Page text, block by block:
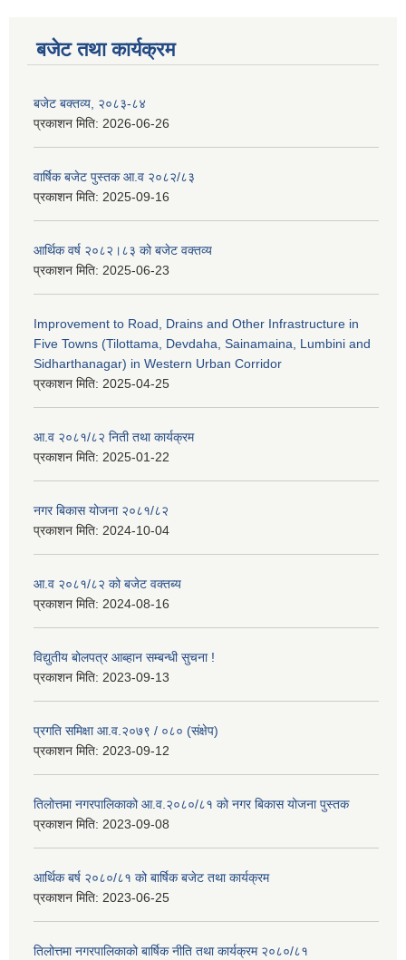
बजेट तथा कार्यक्रम
बजेट बक्तव्य, २०८३-८४
प्रकाशन मिति: 2026-06-26
वार्षिक बजेट पुस्तक आ.व २०८२/८३
प्रकाशन मिति: 2025-09-16
आर्थिक वर्ष २०८२।८३ को बजेट वक्तव्य
प्रकाशन मिति: 2025-06-23
Improvement to Road, Drains and Other Infrastructure in
Five Towns (Tilottama, Devdaha, Sainamaina, Lumbini and
Sidharthanagar) in Western Urban Corridor
प्रकाशन मिति: 2025-04-25
आ.व २०८१/८२ निती तथा कार्यक्रम
प्रकाशन मिति: 2025-01-22
नगर बिकास योजना २०८१/८२
प्रकाशन मिति: 2024-10-04
आ.व २०८१/८२ को बजेट वक्तब्य
प्रकाशन मिति: 2024-08-16
विद्युतीय बोलपत्र आब्हान सम्बन्धी सुचना !
प्रकाशन मिति: 2023-09-13
प्रगति समिक्षा आ.व.२०७९ / ०८० (संक्षेप)
प्रकाशन मिति: 2023-09-12
तिलोत्तमा नगरपालिकाको आ.व.२०८०/८१ को नगर बिकास योजना पुस्तक
प्रकाशन मिति: 2023-09-08
आर्थिक बर्ष २०८०/८१ को बार्षिक बजेट तथा कार्यक्रम
प्रकाशन मिति: 2023-06-25
तिलोत्तमा नगरपालिकाको बार्षिक नीति तथा कार्यक्रम २०८०/८१